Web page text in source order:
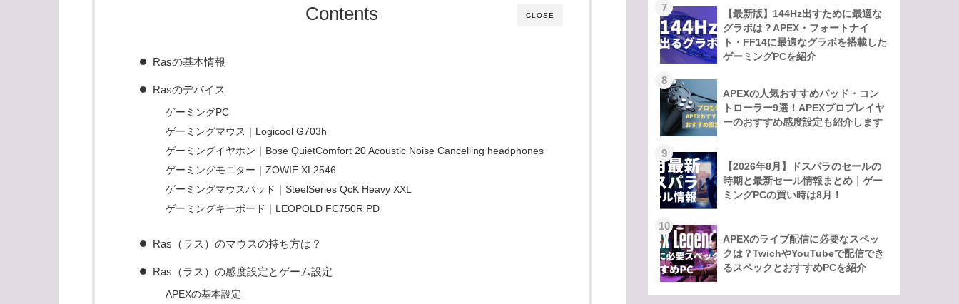
CLOSE
Contents
Rasの基本情報
Rasのデバイス
ゲーミングPC
ゲーミングマウス｜Logicool G703h
ゲーミングイヤホン｜Bose QuietComfort 20 Acoustic Noise Cancelling headphones
ゲーミングモニター｜ZOWIE XL2546
ゲーミングマウスパッド｜SteelSeries QcK Heavy XXL
ゲーミングキーボード｜LEOPOLD FC750R PD
Ras（ラス）のマウスの持ち方は？
Ras（ラス）の感度設定とゲーム設定
APEXの基本設定
7
【最新版】144Hz出すために最適な
グラボは？APEX・フォートナイ
ト・FF14に最適なグラボを搭載した
ゲーミングPCを紹介
8
APEXの人気おすすめパッド・コン
トローラー9選！APEXプロプレイヤ
ーのおすすめ感度設定も紹介します
9
【2026年8月】ドスパラのセールの
時期と最新セール情報まとめ｜ゲー
ミングPCの買い時は8月！
10
APEXのライブ配信に必要なスペッ
クは？TwichやYouTubeで配信でき
るスペックとおすすめPCを紹介